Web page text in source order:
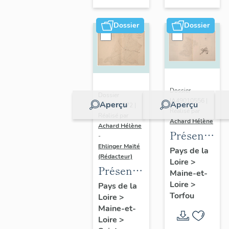
sur-
Moine
Dossier
Aperçu
IA49010572 |
Achard Hélène
-
Ehlinger Maïté
(Rédacteur)
Présentation
du
patrimoine
industriel
Pays de la
Loire >
Maine-et-
Loire >
Dossier
Aperçu
Dossier
IA49010556 |
Réalisé par
Achard Hélène
du
patrimoine
industriel
de la
commune
de
Pays de la
Loire >
Maine-et-
Loire >
Torfou